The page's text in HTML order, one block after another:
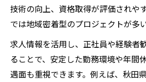
技術の向上、資格取得が評価されや
では地域密着型のプロジェクトが多
求人情報を活用し、正社員や経験者
ることで、安定した勤務環境や年間
遇面も重視できます。例えば、秋田